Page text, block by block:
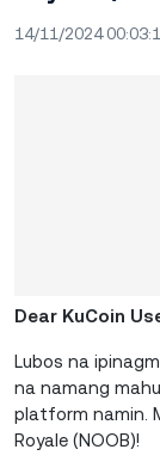
14/11/2024
Dear KuCoin
Lubos na
na namang
platform namin.
Royale (NOOB)!